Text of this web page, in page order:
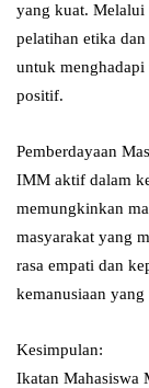
yang kuat. Melalui
pelatihan etika
untuk menghadapi
positif.
Pemberdayaan
IMM aktif dalam
memungkinkan
masyarakat yang
rasa empati dan
kemanusiaan
Kesimpulan:
Ikatan Mahasiswa